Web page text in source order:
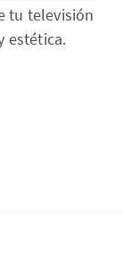
tu televisión
estética.